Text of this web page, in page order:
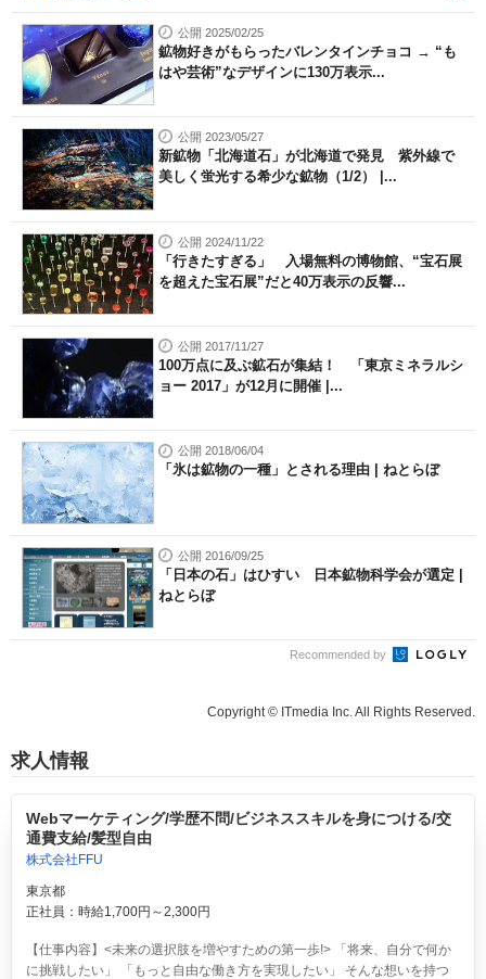
公開 2025/02/25
鉱物好きがもらったバレンタインチョコ → “も
はや芸術”なデザインに130万表示...
公開 2023/05/27
新鉱物「北海道石」が北海道で発見 紫外線で
美しく蛍光する希少な鉱物（1/2） |...
公開 2024/11/22
「行きたすぎる」 入場無料の博物館、“宝石展
を超えた宝石展”だと40万表示の反響...
公開 2017/11/27
100万点に及ぶ鉱石が集結！ 「東京ミネラルシ
ョー 2017」が12月に開催 |...
公開 2018/06/04
「氷は鉱物の一種」とされる理由 | ねとらぼ
公開 2016/09/25
「日本の石」はひすい 日本鉱物科学会が選定 |
ねとらぼ
Recommended by
Copyright © ITmedia Inc. All Rights Reserved.
求人情報
Webマーケティング/学歴不問/ビジネススキルを身につける/交
通費支給/髪型自由
株式会社FFU
東京都
正社員：時給1,700円～2,300円
【仕事内容】<未来の選択肢を増やすための第一歩!> 「将来、自分で何か
に挑戦したい」 「もっと自由な働き方を実現したい」 そんな想いを持つ